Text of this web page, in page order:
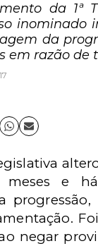
da 1ª
inominado
da
em razão de
meses e
ao negar